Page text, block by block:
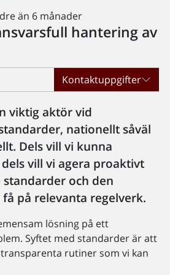
än 6 månader
hantering av
Kontaktuppgifter
viktig aktör vid
nationellt såväl
Dels vill vi kunna
vill vi agera proaktivt
och den
på relevanta regelverk.
lösning på ett
Syftet med standarder är att
rutiner som vi kan